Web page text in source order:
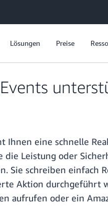
Lösungen Preise
Ihnen eine schnelle
Leistung oder
Sie schreiben einfach
Aktion durchgeführt
aufrufen oder ein